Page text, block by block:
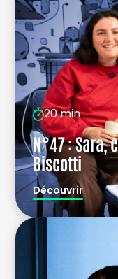
20 min
N°47 :
Biscotti
Découvrir